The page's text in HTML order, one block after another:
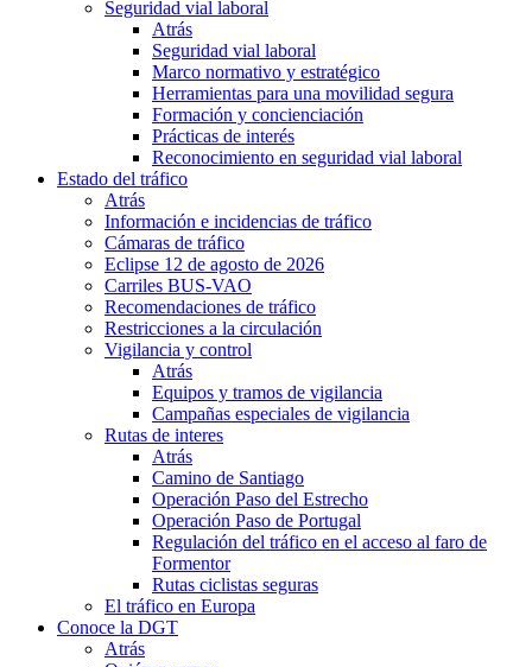
Seguridad vial laboral
Atrás
Seguridad vial laboral
Marco normativo y estratégico
Herramientas para una movilidad segura
Formación y concienciación
Prácticas de interés
Reconocimiento en seguridad vial laboral
Estado del tráfico
Atrás
Información e incidencias de tráfico
Cámaras de tráfico
Eclipse 12 de agosto de 2026
Carriles BUS-VAO
Recomendaciones de tráfico
Restricciones a la circulación
Vigilancia y control
Atrás
Equipos y tramos de vigilancia
Campañas especiales de vigilancia
Rutas de interes
Atrás
Camino de Santiago
Operación Paso del Estrecho
Operación Paso de Portugal
Regulación del tráfico en el acceso al faro de
Formentor
Rutas ciclistas seguras
El tráfico en Europa
Conoce la DGT
Atrás